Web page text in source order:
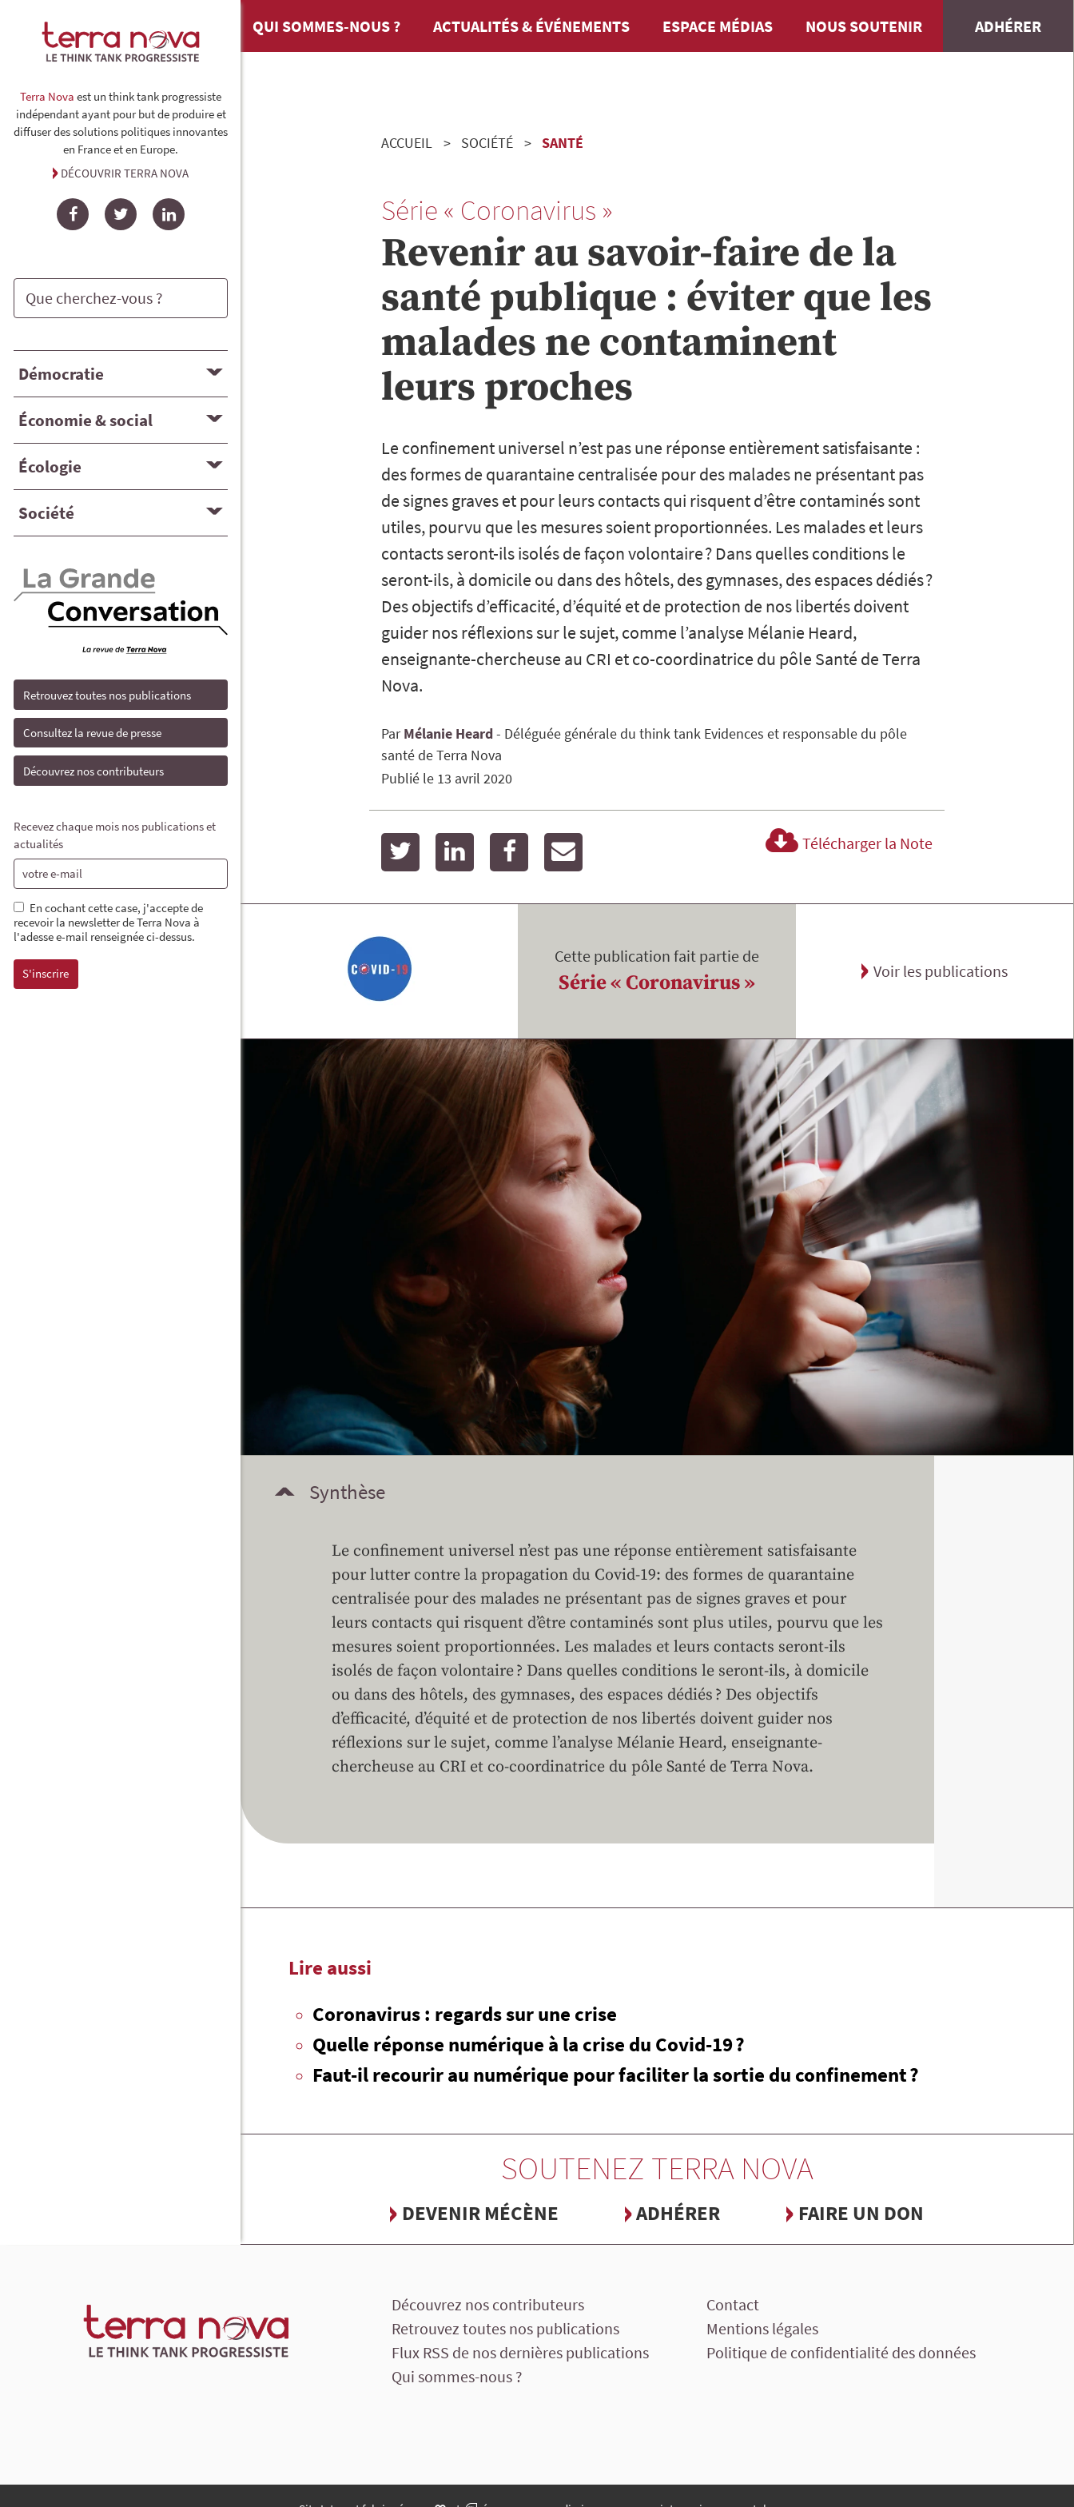
Terra Nova est un think tank progressiste
indépendant ayant pour but de produire et
diffuser des solutions politiques innovantes
en France et en Europe.
DÉCOUVRIR TERRA NOVA
FacebookTwitterLinkedIn
Démocratie
Économie & social
Écologie
Société
Retrouvez toutes nos publications
Consultez la revue de presse
Découvrez nos contributeurs
Recevez chaque mois nos publications et
actualités
En cochant cette case, j'accepte de
recevoir la newsletter de Terra Nova à
l'adesse e-mail renseignée ci-dessus.
QUI SOMMES-NOUS ? ACTUALITÉS & ÉVÉNEMENTS ESPACE MÉDIAS NOUS SOUTENIR ADHÉRER
ACCUEIL SOCIÉTÉ SANTÉ
Série « Coronavirus »
Revenir au savoir-faire de la
santé publique : éviter que les
malades ne contaminent
leurs proches
Le confinement universel n’est pas une réponse entièrement satisfaisante :
des formes de quarantaine centralisée pour des malades ne présentant pas
de signes graves et pour leurs contacts qui risquent d’être contaminés sont
utiles, pourvu que les mesures soient proportionnées. Les malades et leurs
contacts seront-ils isolés de façon volontaire ? Dans quelles conditions le
seront-ils, à domicile ou dans des hôtels, des gymnases, des espaces dédiés ?
Des objectifs d’efficacité, d’équité et de protection de nos libertés doivent
guider nos réflexions sur le sujet, comme l’analyse Mélanie Heard,
enseignante-chercheuse au CRI et co-coordinatrice du pôle Santé de Terra
Nova.
Par Mélanie Heard
Déléguée générale du think tank Evidences et responsable du pôle
santé de Terra Nova
Publié le 13 avril 2020
twitter linkedin facebook Télécharger la Note
Cette publication fait partie de
Série « Coronavirus » Voir les publications
Synthèse
Le confinement universel n’est pas une réponse entièrement satisfaisante
pour lutter contre la propagation du Covid-19: des formes de quarantaine
centralisée pour des malades ne présentant pas de signes graves et pour
leurs contacts qui risquent d’être contaminés sont plus utiles, pourvu que les
mesures soient proportionnées. Les malades et leurs contacts seront-ils
isolés de façon volontaire ? Dans quelles conditions le seront-ils, à domicile
ou dans des hôtels, des gymnases, des espaces dédiés ? Des objectifs
d’efficacité, d’équité et de protection de nos libertés doivent guider nos
réflexions sur le sujet, comme l’analyse Mélanie Heard, enseignante-
chercheuse au CRI et co-coordinatrice du pôle Santé de Terra Nova.
Lire aussi
Coronavirus : regards sur une crise
Quelle réponse numérique à la crise du Covid-19 ?
Faut-il recourir au numérique pour faciliter la sortie du confinement ?
SOUTENEZ TERRA NOVA
DEVENIR MÉCÈNE ADHÉRER FAIRE UN DON
Découvrez nos contributeurs
Retrouvez toutes nos publications
Flux RSS de nos dernières publications
Qui sommes-nous ?
Contact
Mentions légales
Politique de confidentialité des données